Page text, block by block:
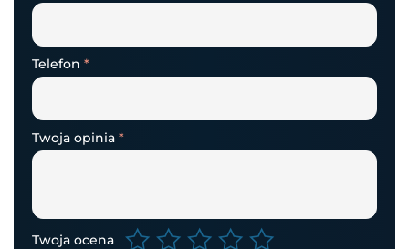
Telefon *
Twoja ocena
Twoja opinia *